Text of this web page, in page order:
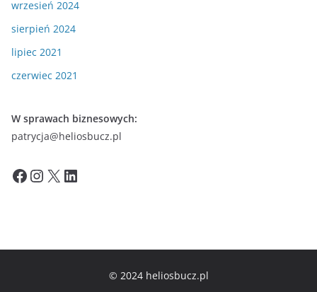
wrzesień 2024
sierpień 2024
lipiec 2021
czerwiec 2021
W sprawach biznesowych:
patrycja@heliosbucz.pl
Facebook InstagramX LinkedIn
© 2024 heliosbucz.pl